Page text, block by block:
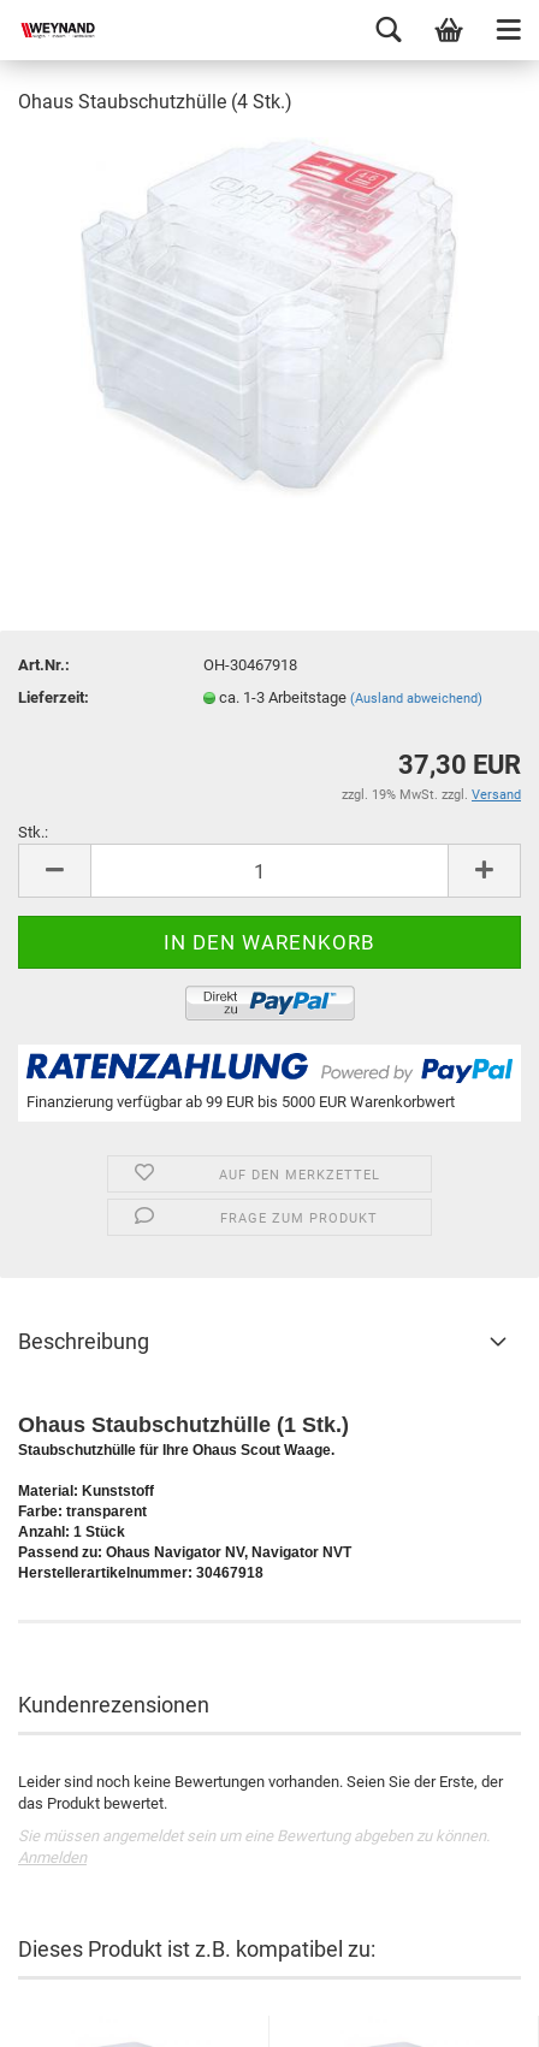
Ohaus Staubschutzhülle (4 Stk.)
Art.Nr.:
OH-30467918
Lieferzeit:
ca. 1-3 Arbeitstage(Ausland abweichend)
37,30 EUR
zzgl. 19% MwSt. zzgl. Versand
Stk.:
Finanzierung verfügbar ab 99 EUR bis 5000 EUR Warenkorbwert
AUF DEN MERKZETTEL
FRAGE ZUM PRODUKT
Beschreibung
Ohaus Staubschutzhülle (1 Stk.)
Staubschutzhülle für Ihre Ohaus Scout Waage.
Material: Kunststoff
Farbe: transparent
Anzahl: 1 Stück
Passend zu: Ohaus Navigator NV, Navigator NVT
Herstellerartikelnummer: 30467918
Kundenrezensionen
Leider sind noch keine Bewertungen vorhanden. Seien Sie der Erste, der
das Produkt bewertet.
Sie müssen angemeldet sein um eine Bewertung abgeben zu können.
Anmelden
Dieses Produkt ist z.B. kompatibel zu: